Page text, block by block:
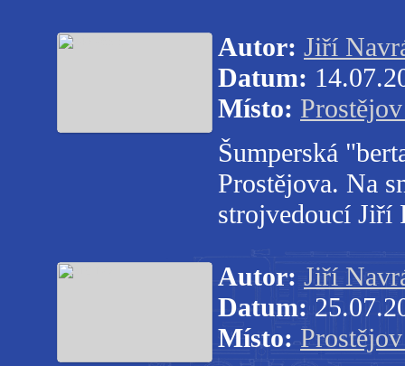
Autor: Jiří
Datum:
Místo:
Šumperská
Prostějova. Na
strojvedoucí Jiří
Autor: Jiří
Datum:
Místo: